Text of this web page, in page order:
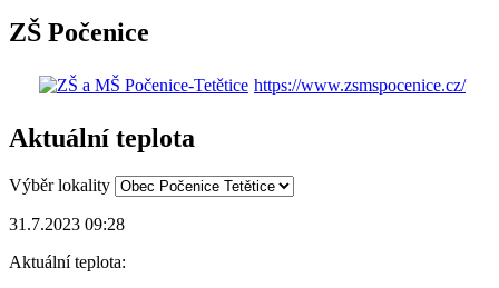
ZŠ Počenice
https://www.zsmspocenice.cz/
Aktuální teplota
Výběr lokality
31.7.2023 09:28
Aktuální teplota: